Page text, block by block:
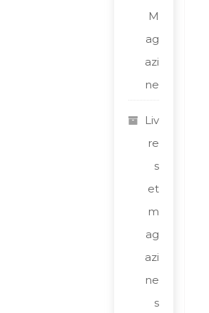
M
ag
azi
ne
Liv
re
s
et
m
ag
azi
ne
s